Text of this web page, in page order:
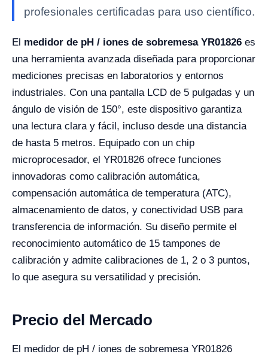
profesionales certificadas para uso científico.
El medidor de pH / iones de sobremesa YR01826 es
una herramienta avanzada diseñada para proporcionar
mediciones precisas en laboratorios y entornos
industriales. Con una pantalla LCD de 5 pulgadas y un
ángulo de visión de 150°, este dispositivo garantiza
una lectura clara y fácil, incluso desde una distancia
de hasta 5 metros. Equipado con un chip
microprocesador, el YR01826 ofrece funciones
innovadoras como calibración automática,
compensación automática de temperatura (ATC),
almacenamiento de datos, y conectividad USB para
transferencia de información. Su diseño permite el
reconocimiento automático de 15 tampones de
calibración y admite calibraciones de 1, 2 o 3 puntos,
lo que asegura su versatilidad y precisión.
Precio del Mercado
El medidor de pH / iones de sobremesa YR01826